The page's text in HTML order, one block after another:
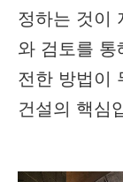
정하는 것이
와 검토를
전한 방법이
건설의 핵심